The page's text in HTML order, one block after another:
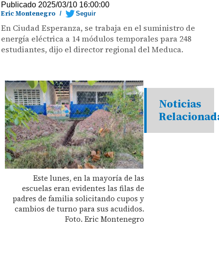
Publicado 2025/03/10 16:00:00
Eric Montenegro / Seguir
En Ciudad Esperanza, se trabaja en el suministro de
energía eléctrica a 14 módulos temporales para 248
estudiantes, dijo el director regional del Meduca.
Este lunes, en la mayoría de las
escuelas eran evidentes las filas de
padres de familia solicitando cupos y
cambios de turno para sus acudidos.
Foto. Eric Montenegro
Noticias